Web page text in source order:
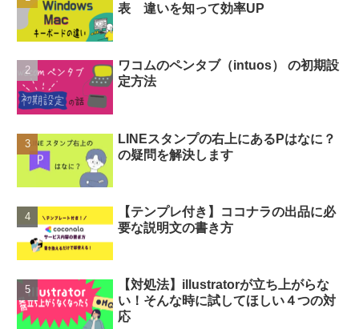
表 違いを知って効率UP
ワコムのペンタブ（intuos） の初期設
定方法
LINEスタンプの右上にあるPはなに？
の疑問を解決します
【テンプレ付き】ココナラの出品に必
要な説明文の書き方
【対処法】illustratorが立ち上がらな
い！そんな時に試してほしい４つの対
応